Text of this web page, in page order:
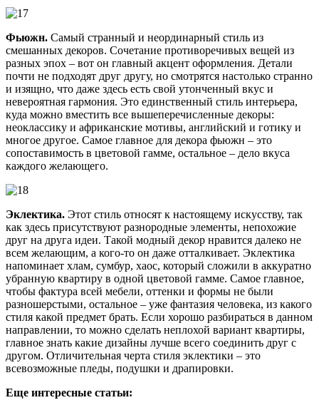
Фьюжн. Самый странный и неординарный стиль из
смешанных декоров. Сочетание противоречивых вещей из
разных эпох – вот он главный акцент оформления. Детали
почти не подходят друг другу, но смотрятся настолько странно
и изящно, что даже здесь есть свой утонченный вкус и
невероятная гармония. Это единственный стиль интерьера,
куда можно вместить все вышеперечисленные декоры:
неоклассику и африканские мотивы, английский и готику и
многое другое. Самое главное для декора фьюжн – это
сопоставимость в цветовой гамме, остальное – дело вкуса
каждого желающего.
Эклектика. Этот стиль относят к настоящему искусству, так
как здесь присутствуют разнородные элементы, непохожие
друг на друга идеи. Такой модный декор нравится далеко не
всем желающим, а кого-то он даже отталкивает. Эклектика
напоминает хлам, сумбур, хаос, который сложили в аккуратно
убранную квартиру в одной цветовой гамме. Самое главное,
чтобы фактура всей мебели, оттенки и формы не были
разношерстыми, остальное – уже фантазия человека, из какого
стиля какой предмет брать. Если хорошо разбираться в данном
направлении, то можно сделать неплохой вариант квартиры,
главное знать какие дизайны лучше всего соединить друг с
другом. Отличительная черта стиля эклектики – это
всевозможные пледы, подушки и драпировки.
Еще интересные статьи: